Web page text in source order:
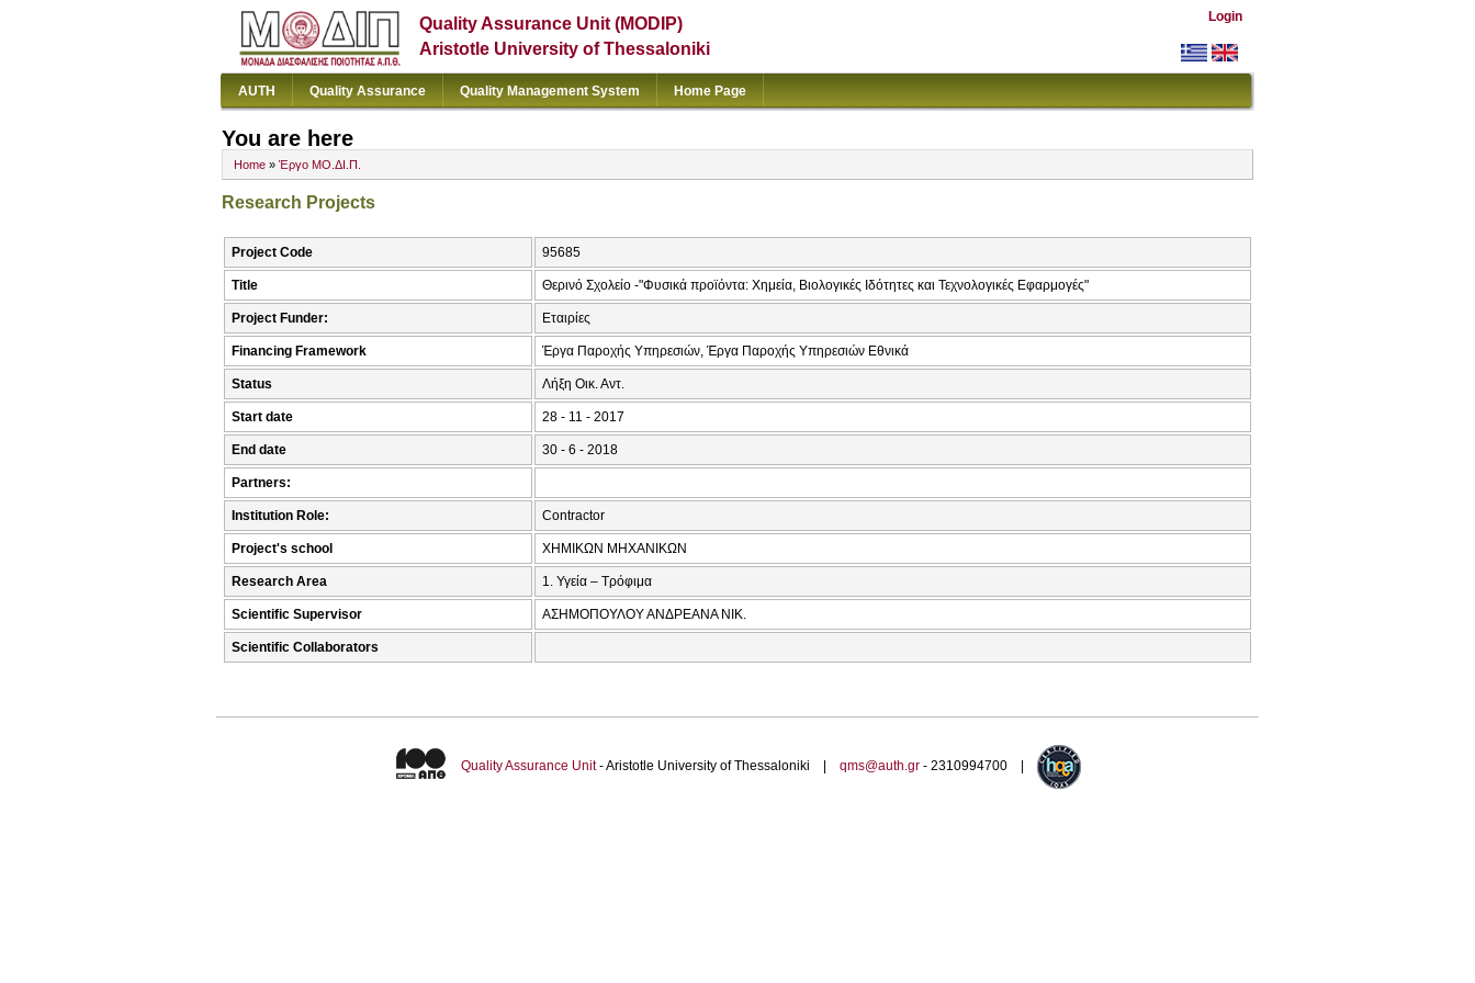
Quality Assurance Unit (MODIP)
Aristotle University of Thessaloniki
Login
AUTH Quality Assurance Quality Management System Home Page
You are here
Home » Έργο ΜΟ.ΔΙ.Π.
Research Projects
Project Code 95685
Title Θερινό Σχολείο -"Φυσικά προϊόντα: Χημεία, Βιολογικές Ιδότητες και Τεχνολογικές Εφαρμογές"
Project Funder: Εταιρίες
Financing Framework Έργα Παροχής Υπηρεσιών, Έργα Παροχής Υπηρεσιών Εθνικά
Status Λήξη Οικ. Αντ.
Start date 28 - 11 - 2017
End date 30 - 6 - 2018
Partners:
Institution Role: Contractor
Project's school ΧΗΜΙΚΩΝ ΜΗΧΑΝΙΚΩΝ
Research Area 1. Υγεία – Τρόφιμα
Scientific Supervisor ΑΣΗΜΟΠΟΥΛΟΥ ΑΝΔΡΕΑΝΑ ΝΙΚ.
Scientific Collaborators
Quality Assurance Unit- Aristotle University of Thessaloniki | qms@auth.gr- 2310994700 |